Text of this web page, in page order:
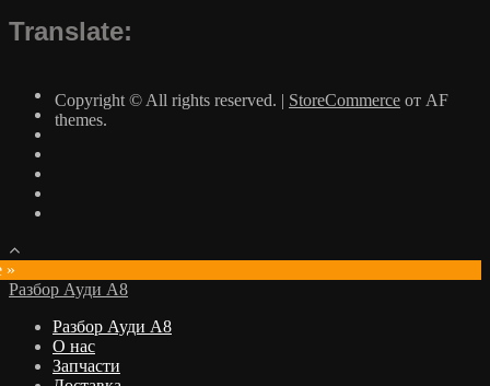
Translate:
Copyright © All rights reserved. | StoreCommerce от AF
themes.
»
Разбор Ауди А8
Разбор Ауди А8
О нас
Запчасти